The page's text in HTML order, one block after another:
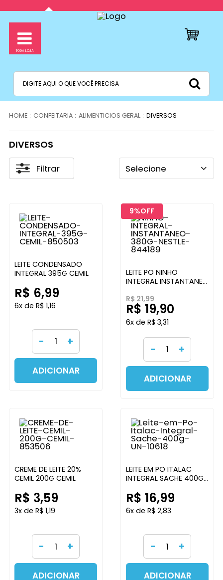
CONFEITARIA ALIMENTICIOS GERAL DIVERSOS
DIVERSOS
Filtrar Selecione
LEITE CONDENSADO
INTEGRAL 395G CEMIL
R$ 6,99
6x de R$ 1,16
- +
ADICIONAR
LEITE PO NINHO
INTEGRAL INSTANTANEO
R$ 21,99
R$ 19,90
6x de R$ 3,31
- +
ADICIONAR
9%
CREME DE LEITE 20%
CEMIL 200G CEMIL
R$ 3,59
3x de R$ 1,19
- +
ADICIONAR
LEITE EM PO ITALAC
INTEGRAL SACHE 400G
R$ 16,99
6x de R$ 2,83
- +
ADICIONAR